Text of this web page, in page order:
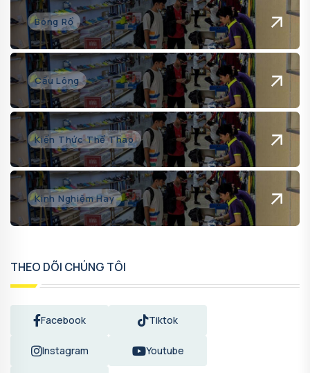
Bóng Rổ
Cầu Lông
Kiến Thức Thể Thao
Kinh Nghiệm Hay
THEO DÕI CHÚNG TÔI
Facebook Tiktok
Instagram Youtube